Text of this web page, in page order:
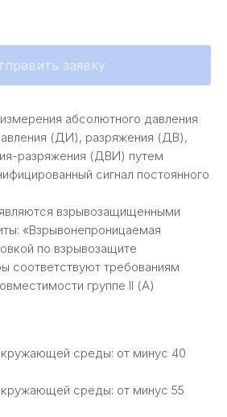
заявку
абсолютного давления
(ДИ), разряжения (ДВ),
разряжения (ДВИ) путем
сигнал постоянного
взрывозащищенными
«Взрывонепроницаемая
по взрывозащите
соответствуют требованиям
группе II (А)
среды: от минус 40
среды: от минус 55